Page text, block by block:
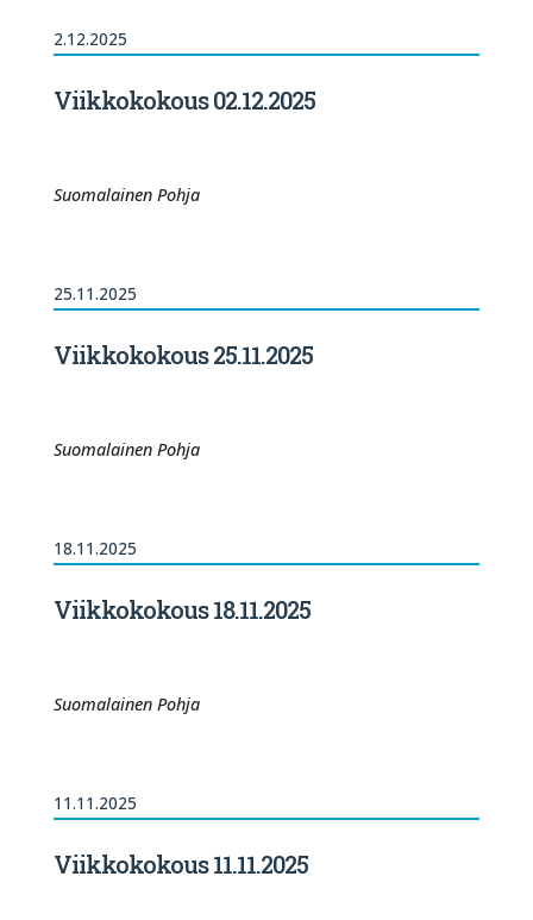
2.12.2025
Viikkokokous 02.12.2025
Suomalainen Pohja
25.11.2025
Viikkokokous 25.11.2025
Suomalainen Pohja
18.11.2025
Viikkokokous 18.11.2025
Suomalainen Pohja
11.11.2025
Viikkokokous 11.11.2025